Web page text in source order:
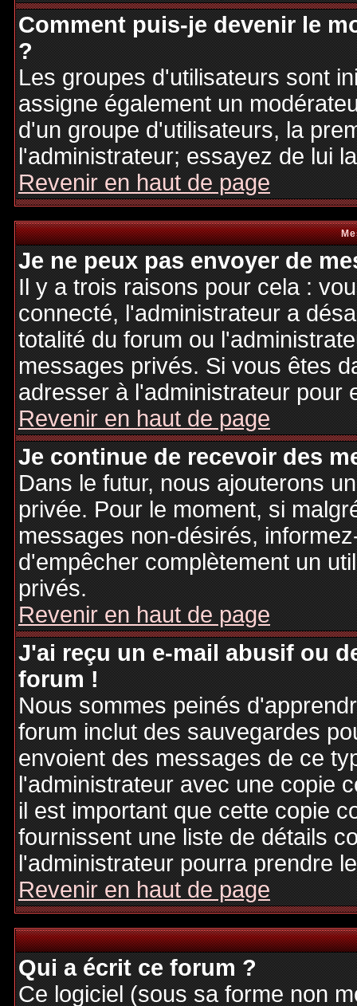
Comment puis-je devenir le
?
Les groupes d'utilisateurs sont
assigne également un
d'un groupe d'utilisateurs, la
l'administrateur; essayez de lui
Revenir en haut de page
Je ne peux pas envoyer de
Il y a trois raisons pour cela :
connecté, l'administrateur a
totalité du forum ou
messages privés. Si vous êtes
adresser à l'administrateur pour
Revenir en haut de page
Je continue de recevoir des
Dans le futur, nous ajouterons
privée. Pour le moment, si
messages non-désirés,
d'empêcher complètement un
privés.
Revenir en haut de page
J'ai reçu un e-mail abusif ou
forum !
Nous sommes peinés
forum inclut des sauvegardes
envoient des messages de ce
l'administrateur avec une copie
il est important que cette copie
fournissent une liste de détails
l'administrateur pourra prendre
Revenir en haut de page
Qui a écrit ce forum ?
Ce logiciel (sous sa forme non